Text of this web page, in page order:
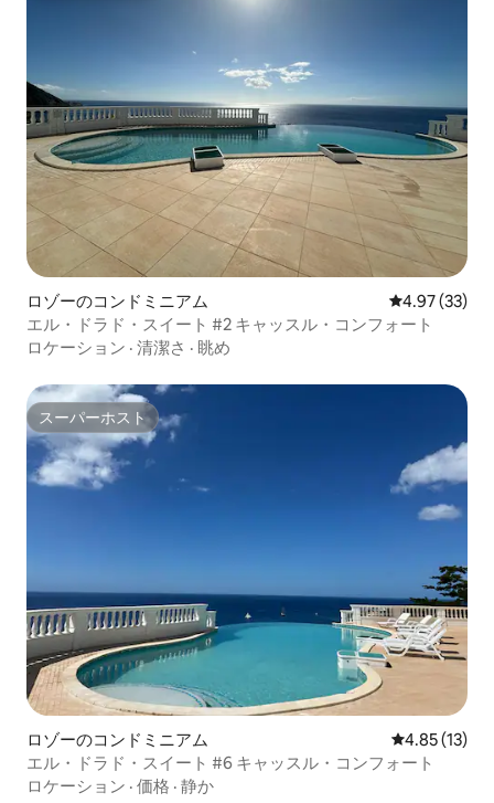
ロゾーのコンドミニアム レビュー33
4.97 (33)
エル・ドラド・スイート #2 キャッスル・コンフォート
ロケーション · 清潔さ · 眺め
スーパーホスト
スーパーホスト
ロゾーのコンドミニアム レビュー13
4.85 (13)
エル・ドラド・スイート #6 キャッスル・コンフォート
ロケーション · 価格 · 静か